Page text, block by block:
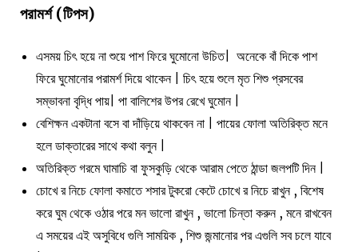
পরামর্শ (টিপস)
এসময় চিৎ হয়ে না শুয়ে পাশ ফিরে ঘুমোনো উচিত| অনেকে বাঁ দিকে পাশ
ফিরে ঘুমোনোর পরামর্শ দিয়ে থাকেন | চিৎ হয়ে শুলে মৃত শিশু প্রসবের
সম্ভাবনা বৃদ্ধি পায়| পা বালিশের উপর রেখে ঘুমোন |
বেশিক্ষন একটানা বসে বা দাঁড়িয়ে থাকবেন না | পায়ের ফোলা অতিরিক্ত মনে
হলে ডাক্তারের সাথে কথা বলুন |
অতিরিক্ত গরমে ঘামাচি বা ফুসকুড়ি থেকে আরাম পেতে ঠান্ডা জলপটি দিন |
চোখে র নিচে ফোলা কমাতে শসার টুকরো কেটে চোখে র নিচে রাখুন , বিশেষ
করে ঘুম থেকে ওঠার পরে মন ভালো রাখুন , ভালো চিন্তা করুন , মনে রাখবেন
এ সময়ের এই অসুবিধে গুলি সাময়িক , শিশু জন্মানোর পর এগুলি সব চলে যাবে